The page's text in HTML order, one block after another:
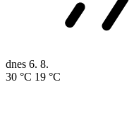
dnes 6. 8.
30 °C 19 °C